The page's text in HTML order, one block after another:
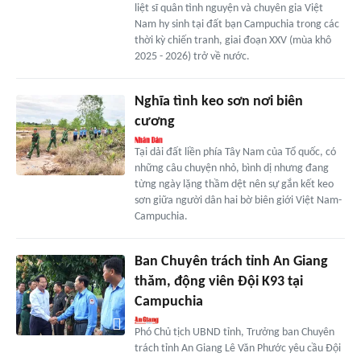
liệt sĩ quân tình nguyện và chuyên gia Việt
Nam hy sinh tại đất bạn Campuchia trong các
thời kỳ chiến tranh, giai đoạn XXV (mùa khô
2025 - 2026) trở về nước.
Nghĩa tình keo sơn nơi biên
cương
Tại dải đất liền phía Tây Nam của Tổ quốc, có
những câu chuyện nhỏ, bình dị nhưng đang
từng ngày lặng thầm dệt nên sự gắn kết keo
sơn giữa người dân hai bờ biên giới Việt Nam-
Campuchia.
Ban Chuyên trách tỉnh An Giang
thăm, động viên Đội K93 tại
Campuchia
Phó Chủ tịch UBND tỉnh, Trưởng ban Chuyên
trách tỉnh An Giang Lê Văn Phước yêu cầu Đội